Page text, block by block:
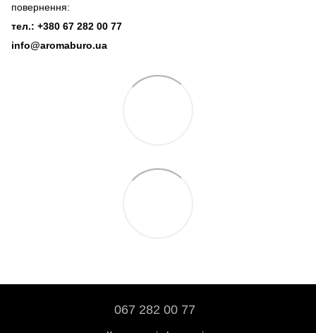
повернення:
тел.: +380 67 282 00 77
info@aromaburo.ua
067 282 00 77